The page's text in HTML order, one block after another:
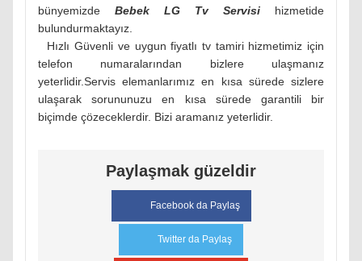
bünyemizde Bebek LG Tv Servisi hizmetide
bulundurmaktayız.
Hızlı Güvenli ve uygun fiyatlı tv tamiri hizmetimiz için
telefon numaralarından bizlere ulaşmanız
yeterlidir.Servis elemanlarımız en kısa sürede sizlere
ulaşarak sorununuzu en kısa sürede garantili bir
biçimde çözeceklerdir. Bizi aramanız yeterlidir.
Paylaşmak güzeldir
Facebook da Paylaş
Twitter da Paylaş